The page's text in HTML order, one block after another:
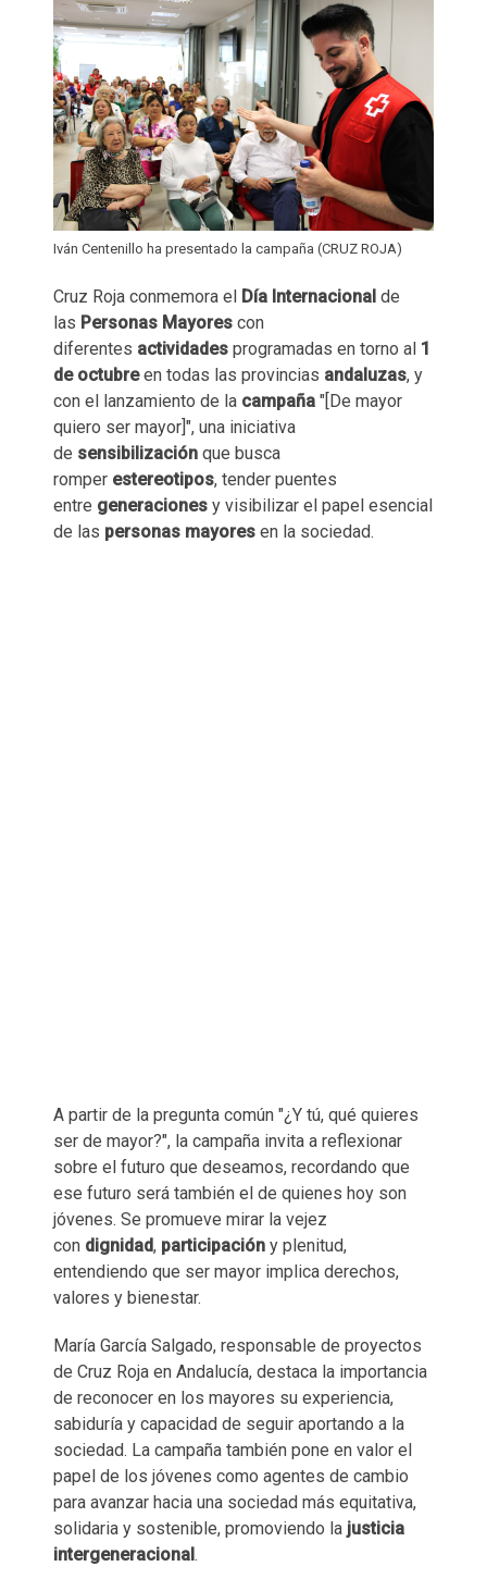
Iván Centenillo ha presentado la campaña (CRUZ ROJA)
Cruz Roja conmemora el Día Internacional de
las Personas Mayores con
diferentes actividades programadas en torno al 1
de octubreen todas las provincias andaluzas, y
con el lanzamiento de la campaña "[De mayor
quiero ser mayor]", una iniciativa
de sensibilización que busca
romper estereotipos, tender puentes
entre generaciones y visibilizar el papel esencial
de las personas mayores en la sociedad.
A partir de la pregunta común "¿Y tú, qué quieres
ser de mayor?", la campaña invita a reflexionar
sobre el futuro que deseamos, recordando que
ese futuro será también el de quienes hoy son
jóvenes. Se promueve mirar la vejez
con dignidad, participación y plenitud,
entendiendo que ser mayor implica derechos,
valores y bienestar.
María García Salgado, responsable de proyectos
de Cruz Roja en Andalucía, destaca la importancia
de reconocer en los mayores su experiencia,
sabiduría y capacidad de seguir aportando a la
sociedad. La campaña también pone en valor el
papel de los jóvenes como agentes de cambio
para avanzar hacia una sociedad más equitativa,
solidaria y sostenible, promoviendo la justicia
intergeneracional .